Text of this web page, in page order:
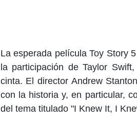
La esperada película Toy Story
la participación de Taylor
cinta. El director Andrew
con la historia y, en particular,
del tema titulado "I Knew It, I